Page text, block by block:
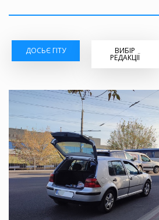
ДОСЬЄ ГІТУ ВИБІР
РЕДАКЦІЇ